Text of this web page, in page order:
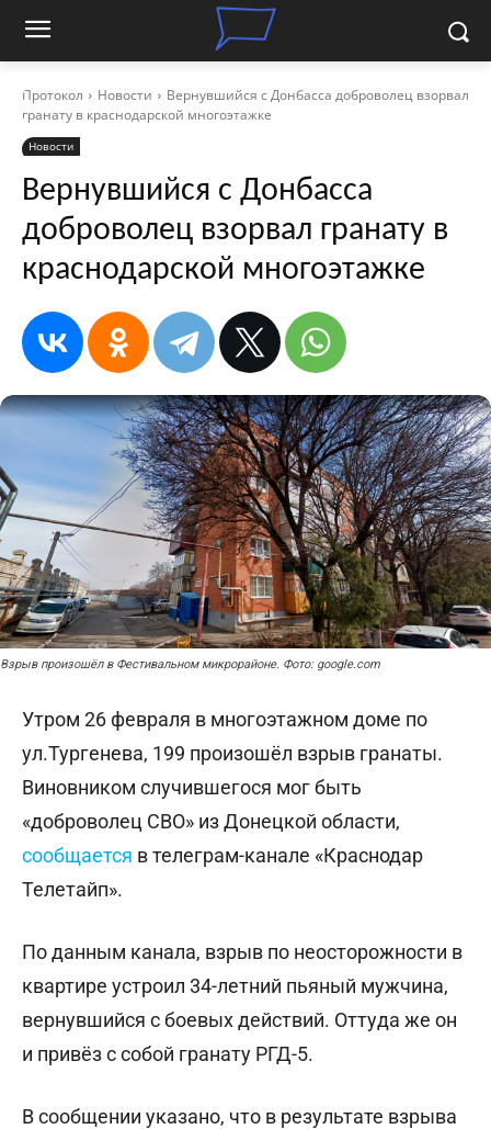
Протокол Новости
Вернувшийся с Донбасса доброволец взорвал
гранату в краснодарской многоэтажке
Новости
Вернувшийся с Донбасса
доброволец взорвал гранату в
краснодарской многоэтажке
Взрыв произошёл в Фестивальном микрорайоне. Фото: google.com
Утром 26 февраля в многоэтажном доме по
ул.Тургенева, 199 произошёл взрыв гранаты.
Виновником случившегося мог быть
«доброволец СВО» из Донецкой области,
сообщается в телеграм-канале «Краснодар
Телетайп».
По данным канала, взрыв по неосторожности в
квартире устроил 34-летний пьяный мужчина,
вернувшийся с боевых действий. Оттуда же он
и привёз с собой гранату РГД-5.
В сообщении указано, что в результате взрыва